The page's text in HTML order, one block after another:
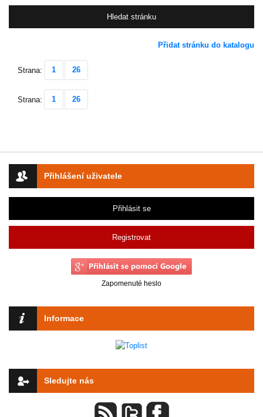
Přihlášení uživatele
Přihlásit se
Registrovat
Zapomenuté heslo
Informace
Sledujte nás
Přidat stránku do katalogu
Strana: 1 26
Strana: 1 26